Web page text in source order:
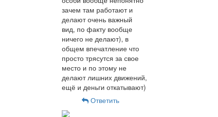
зачем там работают и
делают очень важный
вид, по факту вообще
ничего не делают), в
общем впечатление что
просто трясутся за свое
место и по этому не
делают лишних движений,
ещё и деньги откатывают)
Ответить